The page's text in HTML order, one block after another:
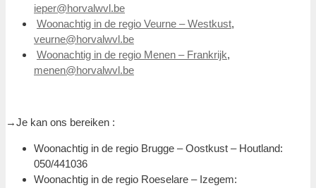
ieper@horvalwvl.be
Woonachtig in de regio Veurne – Westkust,
veurne@horvalwvl.be
Woonachtig in de regio Menen – Frankrijk,
menen@horvalwvl.be
→Je kan ons bereiken :
Woonachtig in de regio Brugge – Oostkust – Houtland:
050/441036
Woonachtig in de regio Roeselare – Izegem: